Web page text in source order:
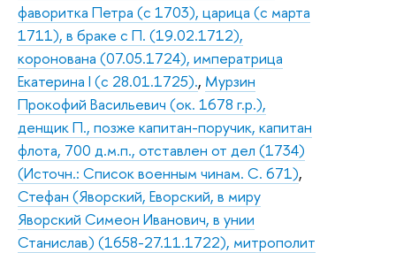
фаворитка Петра (с 1703), царица (с марта
1711), в браке с П. (19.02.1712),
коронована (07.05.1724), императрица
Екатерина I (с 28.01.1725)., Мурзин
Прокофий Васильевич (ок. 1678 г.р.),
денщик П., позже капитан-поручик, капитан
флота, 700 д.м.п., отставлен от дел (1734)
(Источн.: Список военным чинам. С. 671),
Стефан (Яворский, Еворский, в миру
Яворский Симеон Иванович, в унии
Станислав) (1658-27.11.1722), митрополит